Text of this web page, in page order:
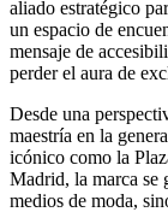
aliado estratégico
un espacio de
mensaje de
perder el aura de
Desde una
maestría en la
icónico como la
Madrid, la marca se
medios de moda,